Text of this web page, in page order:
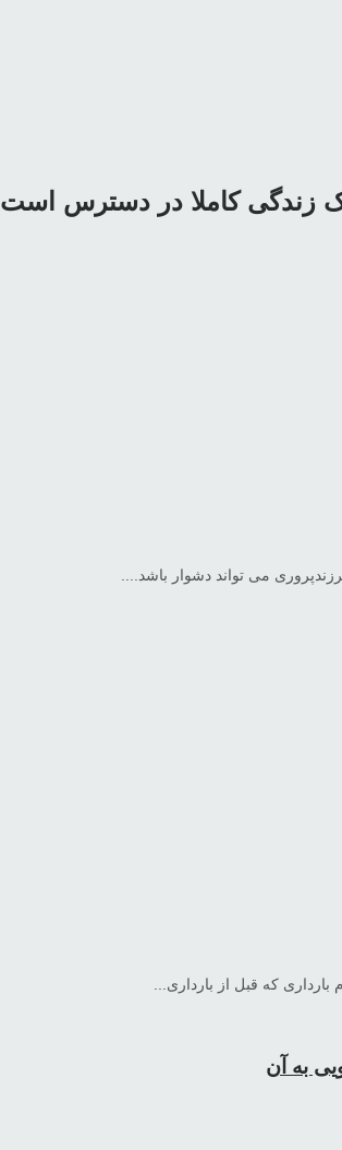
زندگی کاملا در دسترس است
می تواند دشوار باشد....
که قبل از بارداری...
به آن